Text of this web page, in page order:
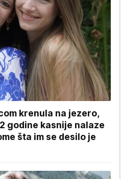
krenula na jezero,
godine kasnije nalaze
šta im se desilo je